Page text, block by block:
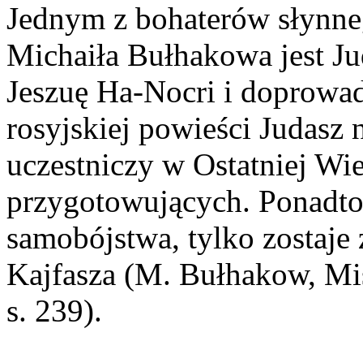
Jednym z bohaterów
Michaiła Bułhakowa jest
Jeszuę Ha-Nocri i
rosyjskiej powieści Judasz
uczestniczy w Ostatniej
przygotowujących.
samobójstwa, tylko
Kajfasza (M. Bułhakow,
s. 239).